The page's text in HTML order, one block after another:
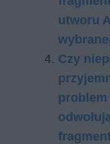
utworu
Czy